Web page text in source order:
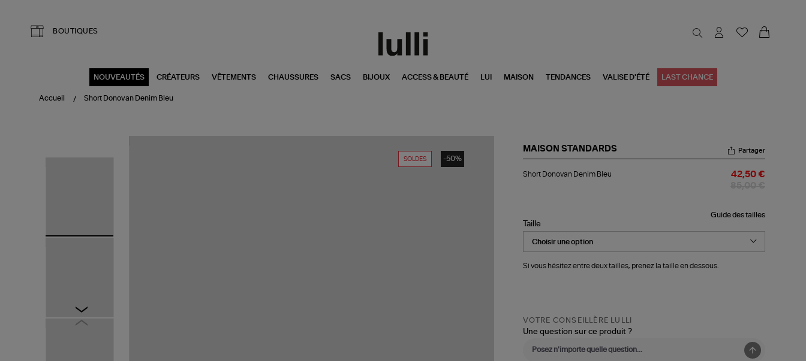
BOUTIQUES
NOUVEAUTÉS CRÉATEURS VÊTEMENTS CHAUSSURES SACS BIJOUX ACCESS & BEAUTÉ LUI MAISON TENDANCES VALISE D'ÉTÉ LAST CHANCE
Accueil Short Donovan Denim Bleu
SOLDES -50%
MAISON STANDARDS
Donovan
Partager
Short Donovan Denim Bleu 42,50 €
Guide des tailles
Taille
Si vous hésitez entre deux tailles, prenez la taille en dessous.
VOTRE CONSEILLÈRE LULLI
Une question sur ce produit ?